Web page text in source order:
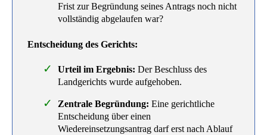
Frist zur Begründung seines Antrags noch nicht
vollständig abgelaufen war?
Entscheidung des Gerichts:
Urteil im Ergebnis: Der Beschluss des
Landgerichts wurde aufgehoben.
Zentrale Begründung: Eine gerichtliche
Entscheidung über einen
Wiedereinsetzungsantrag darf erst nach Ablauf